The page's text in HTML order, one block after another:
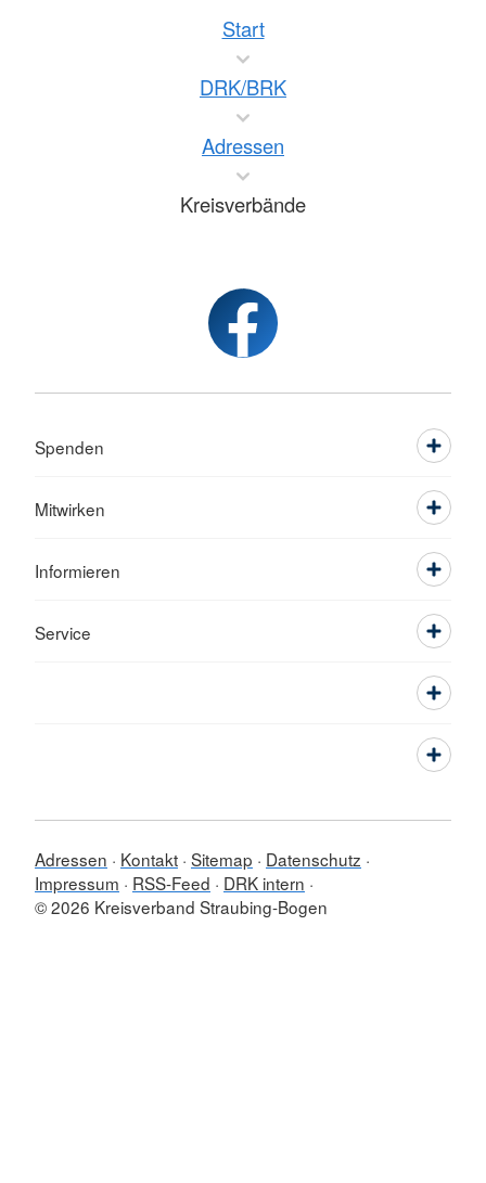
Start
DRK/BRK
Adressen
Kreisverbände
Spenden
Mitwirken
Informieren
Service
Adressen Kontakt Sitemap
Datenschutz
Impressum
RSS-Feed
DRK intern
© 2026 Kreisverband Straubing-Bogen